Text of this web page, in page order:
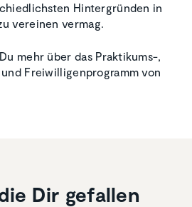
Hintergründen in
vereinen vermag.
mehr über das Praktikums-,
Freiwilligenprogramm von
Dir gefallen